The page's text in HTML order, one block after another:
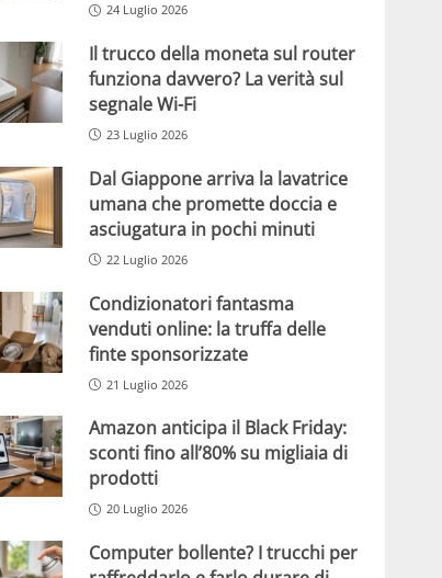
24 Luglio 2026
Il trucco della moneta sul router
funziona davvero? La verità sul
segnale Wi-Fi
23 Luglio 2026
Dal Giappone arriva la lavatrice
umana che promette doccia e
asciugatura in pochi minuti
22 Luglio 2026
Condizionatori fantasma
venduti online: la truffa delle
finte sponsorizzate
21 Luglio 2026
Amazon anticipa il Black Friday:
sconti fino all’80% su migliaia di
prodotti
20 Luglio 2026
Computer bollente? I trucchi per